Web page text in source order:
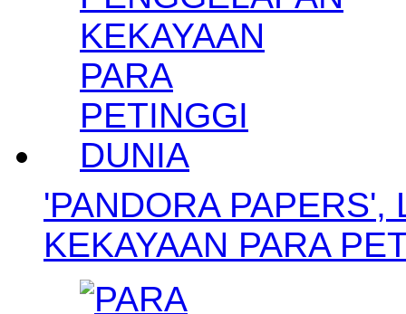
'PANDORA
KEKAYAAN PARA